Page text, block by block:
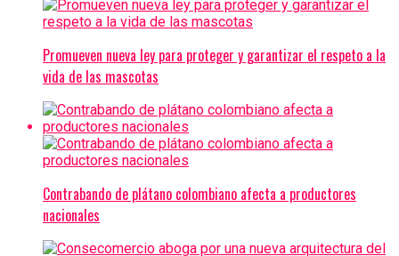
Promueven nueva ley para proteger y garantizar el respeto a la
vida de las mascotas
Contrabando de plátano colombiano afecta a productores
nacionales